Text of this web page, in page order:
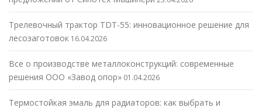
Трелевочный трактор TDT-55: инновационное решение для
лесозаготовок 16.04.2026
Все о производстве металлоконструкций: современные
решения ООО «Завод опор» 01.04.2026
Термостойкая эмаль для радиаторов: как выбрать и